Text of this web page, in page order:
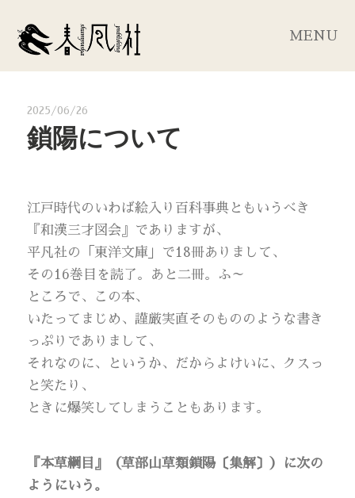
MENU
2025/06/26
鎖陽について
江戸時代のいわば絵入り百科事典ともいうべき
『和漢三才図会』でありますが、
平凡社の「東洋文庫」で18冊ありまして、
その16巻目を読了。あと二冊。ふ～
ところで、この本、
いたってまじめ、謹厳実直そのもののような書き
っぷりでありまして、
それなのに、というか、だからよけいに、クスっ
と笑たり、
ときに爆笑してしまうこともあります。
『本草綱目』（草部山草類鎖陽〔集解〕）に次の
ようにいう。